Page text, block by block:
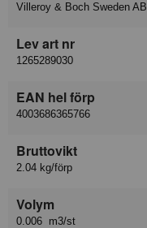
Villeroy & Boch Sweden AB
Lev art nr
1265289030
EAN hel förp
4003686365766
Bruttovikt
2.04 kg/förp
Volym
0.006 m3/st